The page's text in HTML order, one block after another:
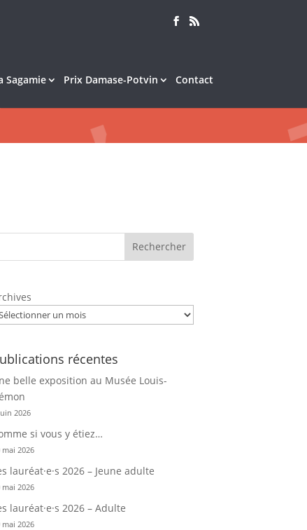
Sagamie Prix Damase-Potvin Contact
Rechercher
récentes
belle exposition au Musée Louis-
2026
si vous y étiez…
mai 2026
lauréat·e·s 2026 – Jeune adulte
mai 2026
lauréat·e·s 2026 – Adulte
mai 2026